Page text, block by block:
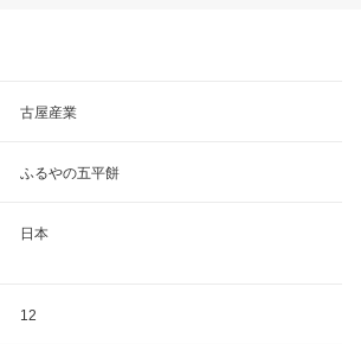
古屋産業
ふるやの五平餅
日本
12